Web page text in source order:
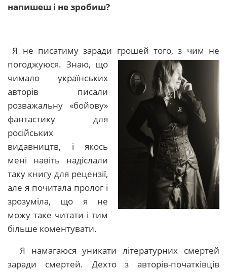
напишеш і не зробиш?
Я не писатиму заради грошей того, з чим не
погоджуюся. Знаю, що
чимало українських
авторів писали
розважальну «бойову»
фантастику для
російських
видавництв, і якось
мені навіть надіслали
таку книгу для рецензії,
але я почитала пролог і
зрозуміла, що я не
можу таке читати і тим
більше коментувати.
Я намагаюся уникати літературних смертей
заради смертей. Дехто з авторів-початківців